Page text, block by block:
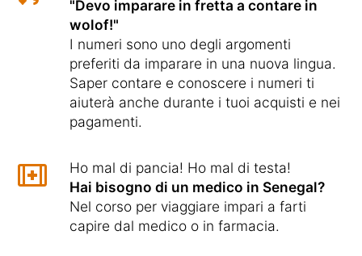
"Devo imparare in fretta a contare in
wolof!"
I numeri sono uno degli argomenti
preferiti da imparare in una nuova lingua.
Saper contare e conoscere i numeri ti
aiuterà anche durante i tuoi acquisti e nei
pagamenti.
Ho mal di pancia! Ho mal di testa!
Hai bisogno di un medico in Senegal?
Nel corso per viaggiare impari a farti
capire dal medico o in farmacia.